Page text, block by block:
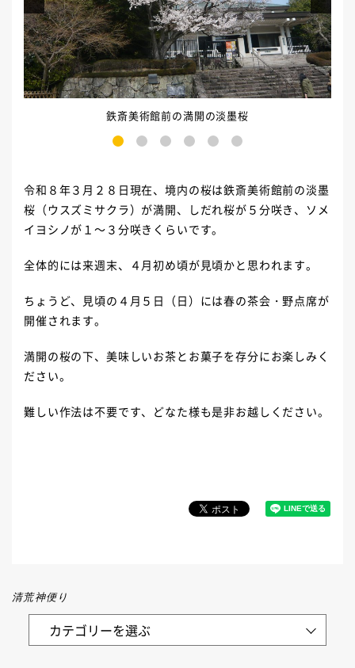
鉄斎美術館前の満開の淡墨桜
3 4 5 6
令和８年３月２８日現在、境内の桜は鉄斎美術館前の淡墨
桜（ウスズミサクラ）が満開、しだれ桜が５分咲き、ソメ
イヨシノが１～３分咲きくらいです。
全体的には来週末、４月初め頃が見頃かと思われます。
ちょうど、見頃の４月５日（日）には春の茶会・野点席が
開催されます。
満開の桜の下、美味しいお茶とお菓子を存分にお楽しみく
ださい。
難しい作法は不要です、どなた様も是非お越しください。
清荒神便り